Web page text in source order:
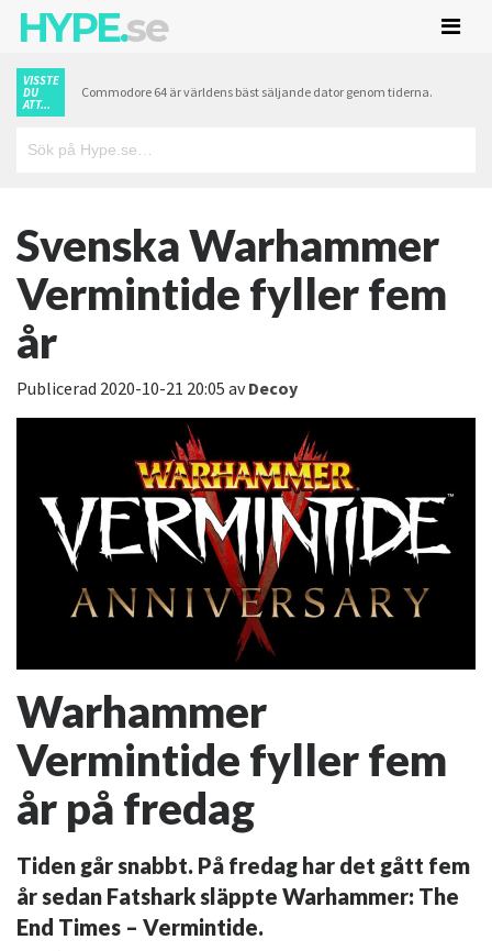
HYPE.se
VISSTE
DU
ATT...
Commodore 64 är världens bäst säljande dator genom tiderna.
Svenska Warhammer
Vermintide fyller fem
år
Publicerad 2020-10-21 20:05 avDecoy
Warhammer
Vermintide fyller fem
år på fredag
Tiden går snabbt. På fredag har det gått fem
år sedan Fatshark släppte Warhammer: The
End Times – Vermintide.